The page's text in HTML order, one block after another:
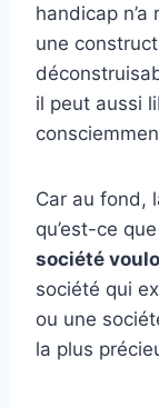
handicap n’a
une
il peut aussi
Car au fond,
qu’est-ce
société
société qui
ou une
la plus